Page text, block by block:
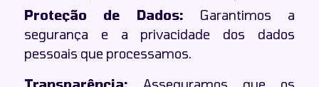
Proteção de Dados: Garantimos a
segurança e a privacidade dos dados
pessoais que processamos.